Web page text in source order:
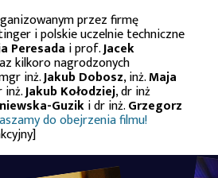
przez firmę
i polskie uczelnie techniczne
Peresada i prof.Jacek
kilkoro nagrodzonych
inż.Jakub Dobosz, inż.Maja
inż.Jakub Kołodziej, dr inż
Guziki dr inż.Grzegorz
do obejrzenia filmu!